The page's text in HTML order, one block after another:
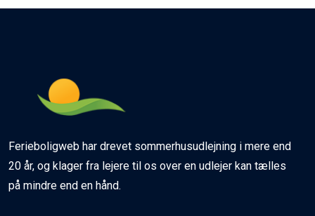
Ferieboligweb har drevet sommerhusudlejning i mere end
20 år, og klager fra lejere til os over en udlejer kan tælles
på mindre end en hånd.